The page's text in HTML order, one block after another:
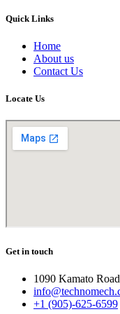
Quick Links
Home
About us
Contact Us
Locate Us
Get in touch
1090 Kamato
+1 (905)-625-6599